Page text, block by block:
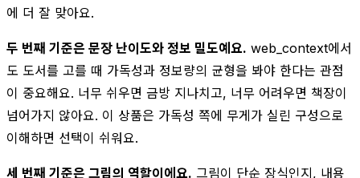
에 더 잘 맞아요.
두 번째 기준은 문장 난이도와 정보 밀도예요. web_context에서
도 도서를 고를 때 가독성과 정보량의 균형을 봐야 한다는 관점
이 중요해요. 너무 쉬우면 금방 지나치고, 너무 어려우면 책장이
넘어가지 않아요. 이 상품은 가독성 쪽에 무게가 실린 구성으로
이해하면 선택이 쉬워요.
세 번째 기준은 그림의 역할이에요. 그림이 단순 장식인지, 내용